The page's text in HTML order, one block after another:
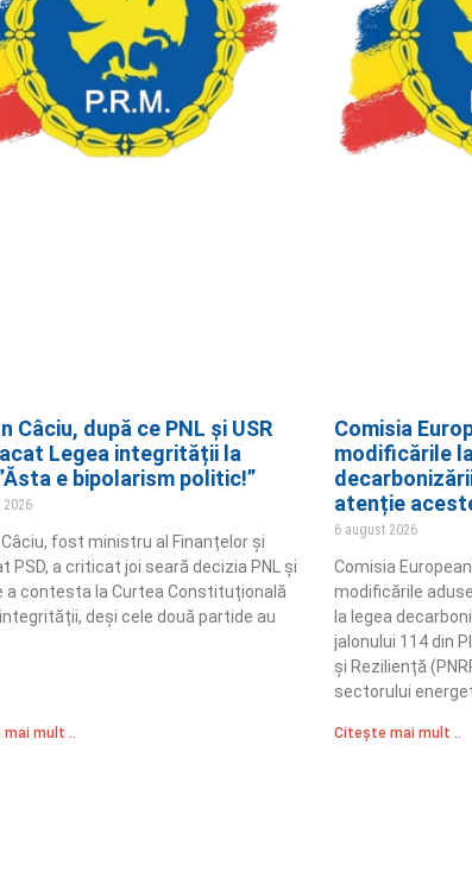
Câciu, după ce PNL și USR
Legea integrității la
e bipolarism politic!”
2026
fost ministru al Finanțelor și
PSD, a criticat joi seară decizia PNL și
a contesta la Curtea Constituțională
deși cele două partide au
mult ..
Comisia
modificările
atenție
6 august 2026
Comisia
modificările
la legea
jalonului 114 din
și Reziliență
sectorului
Citește mai mult ..